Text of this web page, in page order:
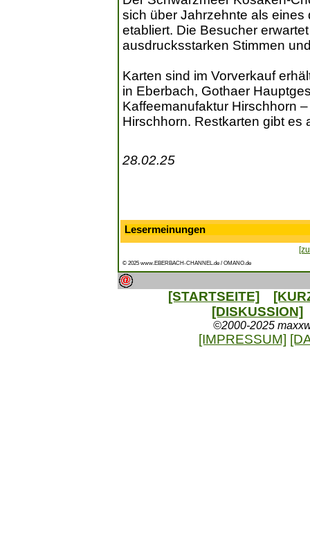
sich über Jahrzehnte als
etabliert. Die Besucher
ausdrucksstarken Stimmen
Karten sind im Vorverkauf
in Eberbach, Gothaer
Kaffeemanufaktur Hirschhorn
Hirschhorn. Restkarten gibt es
28.02.25
Lesermeinungen
© 2025 www.EBERBACH-CHANNEL.de / OMANO.de
[STARTSEITE]
[DISKUSSION]
©2000-2025
[IMPRESSUM]